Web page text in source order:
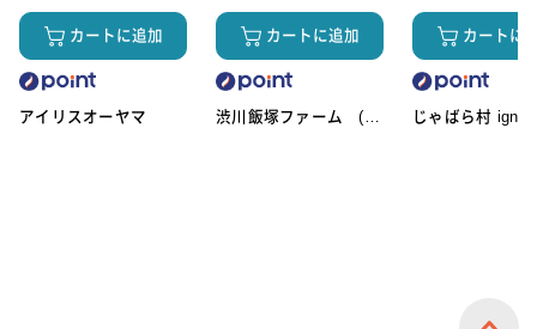
カートに追加
アイリスオーヤマ
カートに追加
渋川飯塚ファーム (ア
カートに
じゃばら村